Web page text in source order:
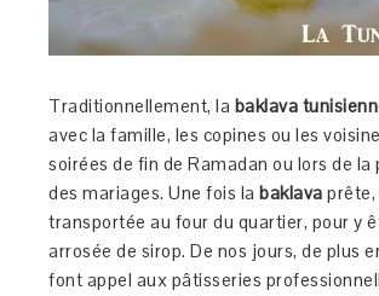
Traditionnellement, la baklava
avec la famille, les copines ou les
soirées de fin de Ramadan ou lors de la
des mariages. Une fois la baklava prête,
transportée au four du quartier, pour y
arrosée de sirop. De nos jours, de plus
font appel aux pâtisseries